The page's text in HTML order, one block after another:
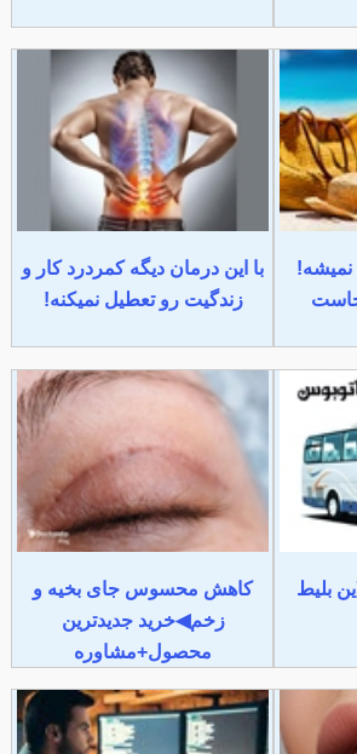
نمیشه!
با این درمان دیگه کمردرد کار و
زندگیت رو تعطیل نمیکنه!
بلیط
کاهش محسوس جای بخیه و
زخم◀خرید جدیدترین
محصول+مشاوره